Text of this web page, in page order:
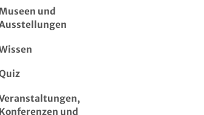
und
Konferenzen und